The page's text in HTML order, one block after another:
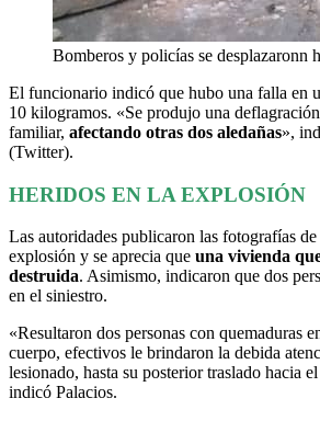
Bomberos y policías se desplazaronn
El funcionario indicó que hubo una falla en
10 kilogramos. «Se produjo una
familiar, afectando otras dos aledañas»,
(Twitter).
HERIDOS EN LA EXPLOSIÓN
Las autoridades publicaron las fotografías
explosión y se aprecia que una vivienda
destruida. Asimismo, indicaron que dos
en el siniestro.
«Resultaron dos personas con quemaduras
cuerpo, efectivos le brindaron la debida
lesionado, hasta su posterior traslado hacia
indicó Palacios.